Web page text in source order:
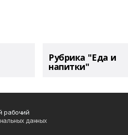
Рубрика "Еда и
напитки"
рабочий
данных